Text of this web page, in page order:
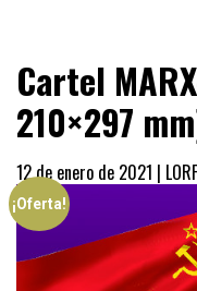
Cartel
210×297
12 de enero de 2021 | LORF
¡Oferta!